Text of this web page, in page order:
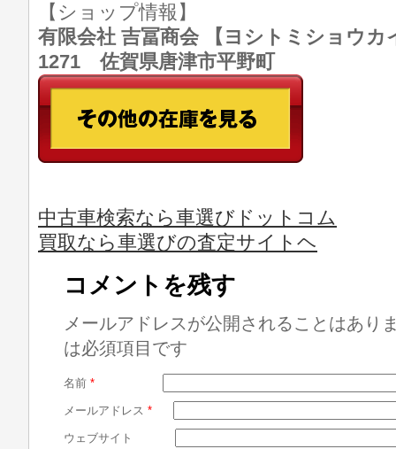
【ショップ情報】
有限会社 吉冨商会 【ヨシトミショウ
1271 佐賀県唐津市平野町
中古車検索なら車選びドットコム
買取なら車選びの査定サイトヘ
コメントを残す
メールアドレスが公開されることはあり
は必須項目です
名前 *
メールアドレス *
ウェブサイト